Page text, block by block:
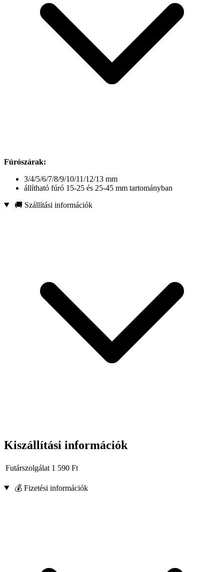
Fúrószárak:
3/4/5/6/7/8/9/10/11/12/13 mm
állítható fúró 15-25 és 25-45 mm tartományban
🚚 Szállítási információk
Kiszállítási információk
Futárszolgálat 1 590 Ft
💰 Fizetési információk